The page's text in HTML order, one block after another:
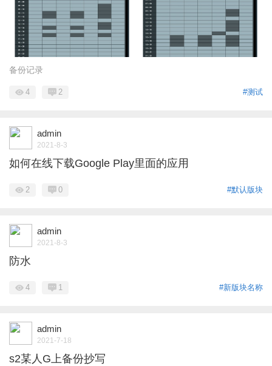
备份记录
#测试
4 2
admin
2021-8-3
如何在线下载Google Play里面的应用
#默认版块
2 0
admin
2021-8-3
防水
#新版块名称
4 1
admin
2021-7-18
s2某人G上备份抄写